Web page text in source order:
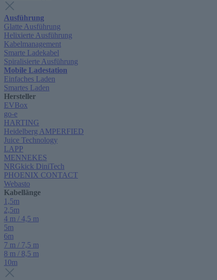
Ausführung
Glatte Ausführung
Helixierte Ausführung
Kabelmanagement
Smarte Ladekabel
Spiralisierte Ausführung
Mobile Ladestation
Einfaches Laden
Smartes Laden
Hersteller
EVBox
go-e
HARTING
Heidelberg AMPERFIED
Juice Technology
LAPP
MENNEKES
NRGkick DiniTech
PHOENIX CONTACT
Webasto
Kabellänge
1,5m
2,5m
4 m / 4,5 m
5m
6m
7 m / 7,5 m
8 m / 8,5 m
10m